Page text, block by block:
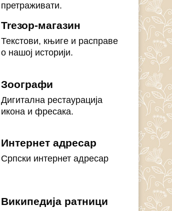
претраживати.
Treзор-магазин
Текстови, књиге и расправе
о нашој историји.
Зоографи
Дигитална рестаурација
икона и фресака.
Интернет адресар
Српски интернет адресар
Википедија ратници